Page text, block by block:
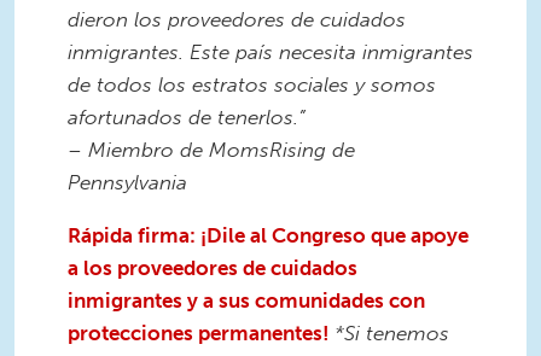
dieron los proveedores de cuidados
inmigrantes. Este país necesita inmigrantes
de todos los estratos sociales y somos
afortunados de tenerlos.”
– Miembro de MomsRising de
Pennsylvania
Rápida firma: ¡Dile al Congreso que apoye
a los proveedores de cuidados
inmigrantes y a sus comunidades con
protecciones permanentes! *Si tenemos